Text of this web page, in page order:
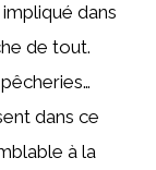
dans
de tout.
dans ce
à la